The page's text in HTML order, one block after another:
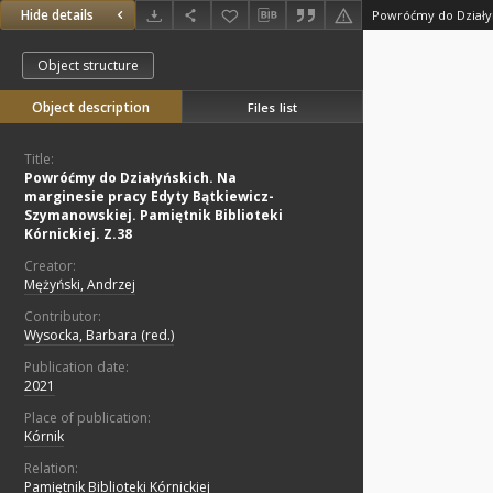
Hide details
Object structure
Object description Files list
Title:
Powróćmy do Działyńskich. Na
marginesie pracy Edyty Bątkiewicz-
Szymanowskiej. Pamiętnik Biblioteki
Kórnickiej. Z.38
Creator:
Mężyński, Andrzej
Contributor:
Wysocka, Barbara (red.)
Publication date:
2021
Place of publication:
Kórnik
Relation:
Pamiętnik Biblioteki Kórnickiej